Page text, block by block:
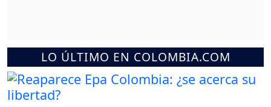
LO ÚLTIMO EN COLOMBIA.COM